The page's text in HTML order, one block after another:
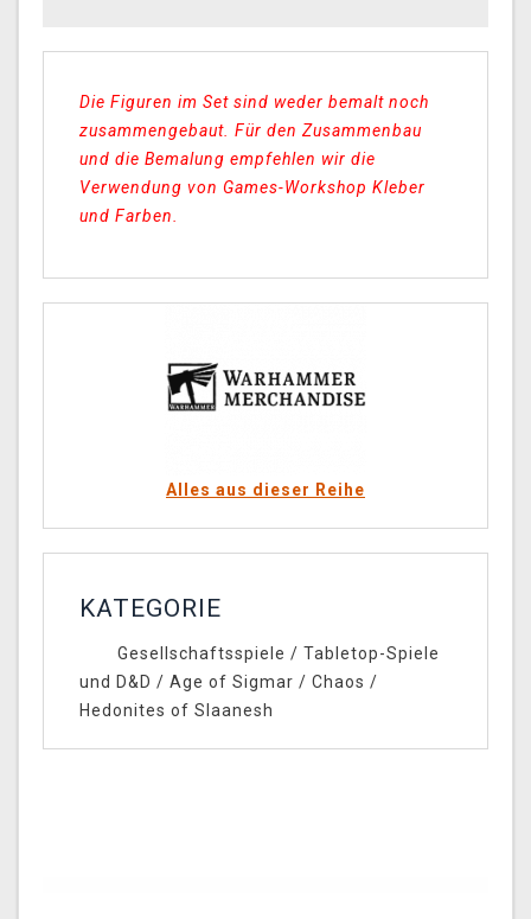
Die Figuren im Set sind weder bemalt noch
zusammengebaut. Für den Zusammenbau
und die Bemalung empfehlen wir die
Verwendung von Games-Workshop Kleber
und Farben.
Alles aus dieser Reihe
KATEGORIE
Gesellschaftsspiele / Tabletop-Spiele
und D&D / Age of Sigmar / Chaos /
Hedonites of Slaanesh